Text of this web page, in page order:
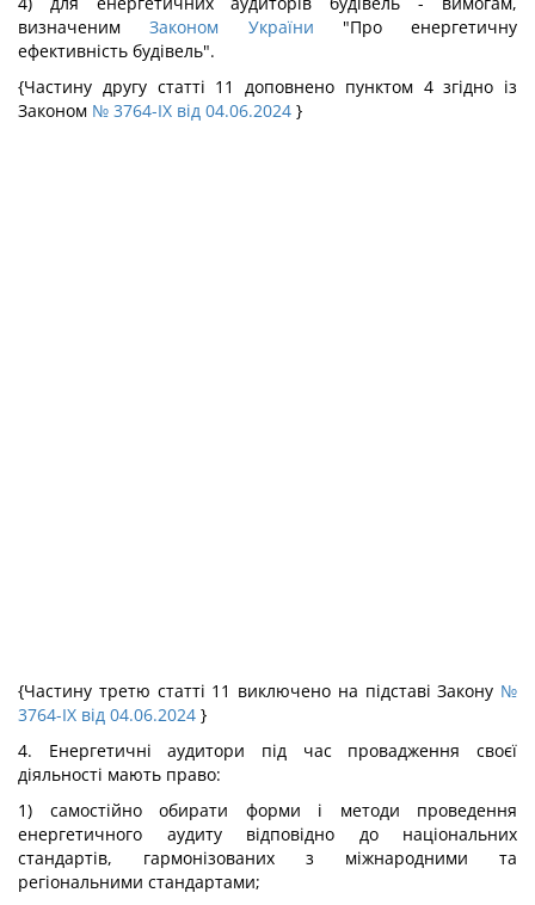
визначенимЗаконом України "Про енергетичну
ефективність будівель".
{Частину другу статті 11 доповнено пунктом 4 згідно із
Законом № 3764-IX від 04.06.2024 }
{Частину третю статті 11 виключено на підставі Закону №
3764-IX від 04.06.2024 }
4. Енергетичні аудитори під час провадження своєї
діяльності мають право:
1) самостійно обирати форми і методи проведення
енергетичного аудиту відповідно до національних
стандартів, гармонізованих з міжнародними та
регіональними стандартами;